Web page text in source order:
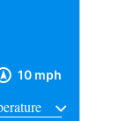
10 mph